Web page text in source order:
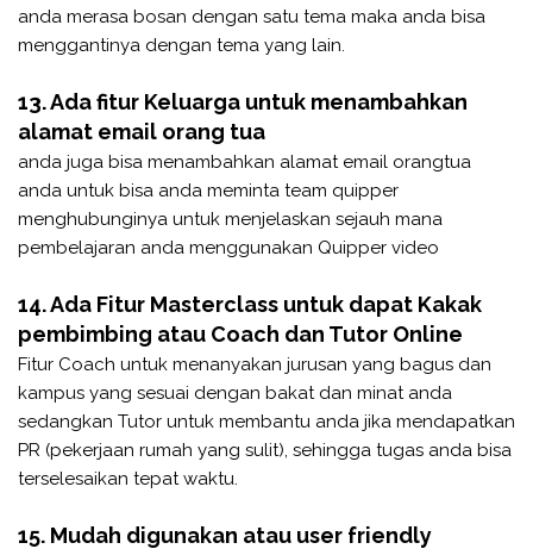
anda merasa bosan dengan satu tema maka anda bisa
menggantinya dengan tema yang lain.
13. Ada fitur Keluarga untuk menambahkan
alamat email orang tua
anda juga bisa menambahkan alamat email orangtua
anda untuk bisa anda meminta team quipper
menghubunginya untuk menjelaskan sejauh mana
pembelajaran anda menggunakan Quipper video
14. Ada Fitur Masterclass untuk dapat Kakak
pembimbing atau Coach dan Tutor Online
Fitur Coach untuk menanyakan jurusan yang bagus dan
kampus yang sesuai dengan bakat dan minat anda
sedangkan Tutor untuk membantu anda jika mendapatkan
PR (pekerjaan rumah yang sulit), sehingga tugas anda bisa
terselesaikan tepat waktu.
15. Mudah digunakan atau user friendly